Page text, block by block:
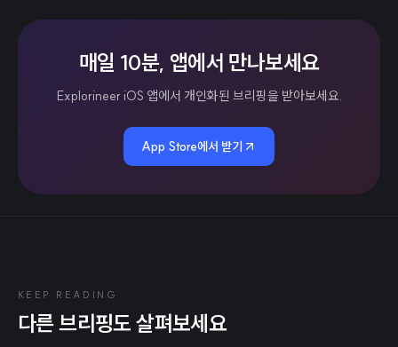
매일 10분, 앱에서 만나보세요
Explorineer iOS 앱에서 개인화된 브리핑을 받아보세요.
App Store에서 받기
KEEP READING
다른 브리핑도 살펴보세요